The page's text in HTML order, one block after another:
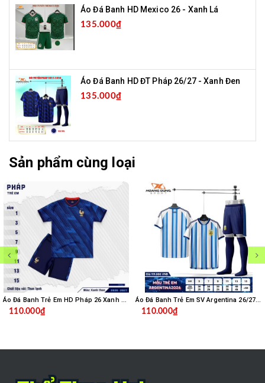
Áo Đá Banh HD Mexico 26 - Xanh Lá
135.000₫
Áo Đá Banh HD ĐT Pháp 26/27 - Xanh Đen
135.000₫
Sản phẩm cùng loại
Áo Đá Banh Trẻ Em HD Pháp 26 Xanh Đen
110.000₫
Áo Đá Banh Trẻ Em SV Argentina 26/27 - Xanh Sọc Trắng
110.000₫